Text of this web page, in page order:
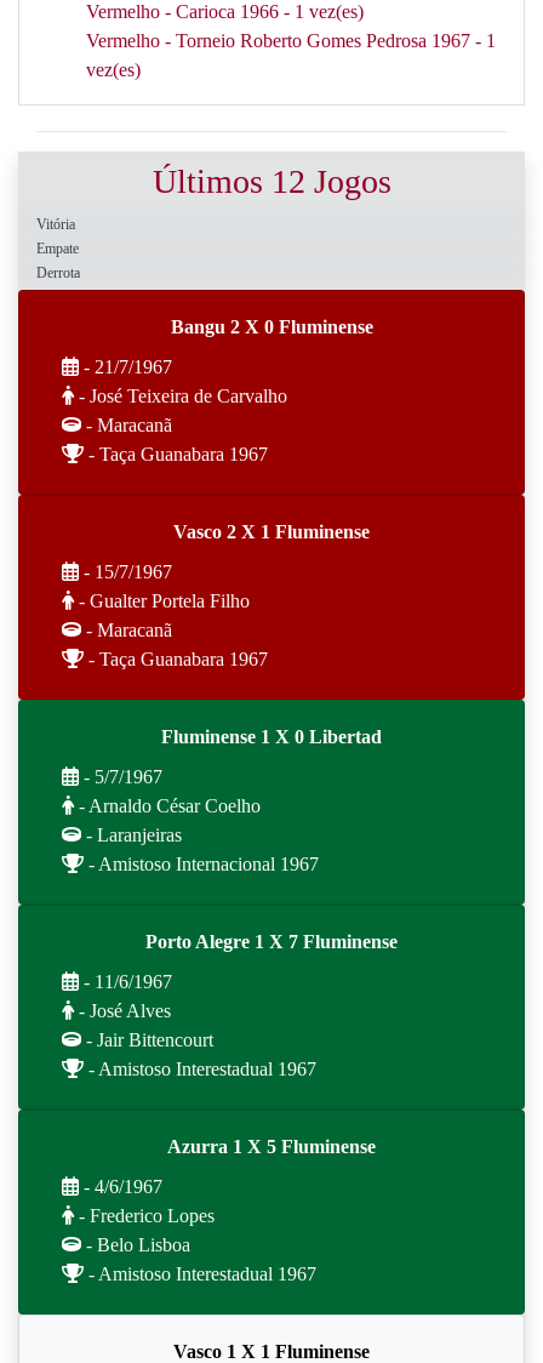
Vermelho - Carioca 1966 - 1 vez(es)
Vermelho - Torneio Roberto Gomes Pedrosa 1967 - 1
vez(es)
Últimos 12 Jogos
Vitória
Empate
Derrota
Bangu 2 X 0 Fluminense
- 21/7/1967
- José Teixeira de Carvalho
- Maracanã
- Taça Guanabara 1967
Vasco 2 X 1 Fluminense
- 15/7/1967
- Gualter Portela Filho
- Maracanã
- Taça Guanabara 1967
Fluminense 1 X 0 Libertad
- 5/7/1967
- Arnaldo César Coelho
- Laranjeiras
- Amistoso Internacional 1967
Porto Alegre 1 X 7 Fluminense
- 11/6/1967
- José Alves
- Jair Bittencourt
- Amistoso Interestadual 1967
Azurra 1 X 5 Fluminense
- 4/6/1967
- Frederico Lopes
- Belo Lisboa
- Amistoso Interestadual 1967
Vasco 1 X 1 Fluminense